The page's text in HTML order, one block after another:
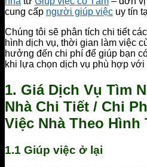
cung cấp người giúp việc uy tín
Chúng tôi sẽ phân tích chi tiết
hình dịch vụ, thời gian làm việc
hưởng đến chi phí để giúp bạn
khi lựa chọn dịch vụ phù hợp với
1. Giá Dịch Vụ Tìm
Nhà Chi Tiết / Chi
Việc Nhà Theo Hình
1.1 Giúp việc ở lại